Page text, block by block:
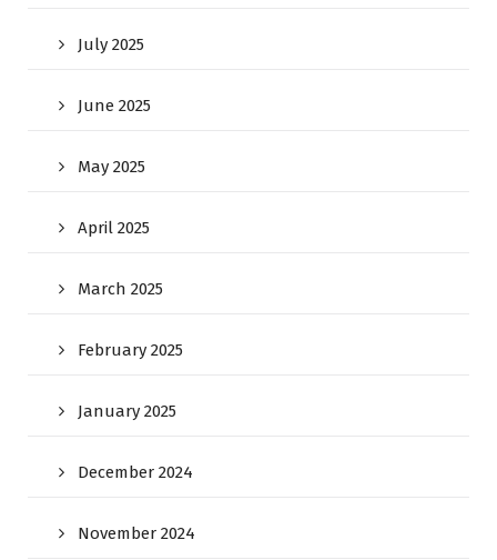
July 2025
June 2025
May 2025
April 2025
March 2025
February 2025
January 2025
December 2024
November 2024